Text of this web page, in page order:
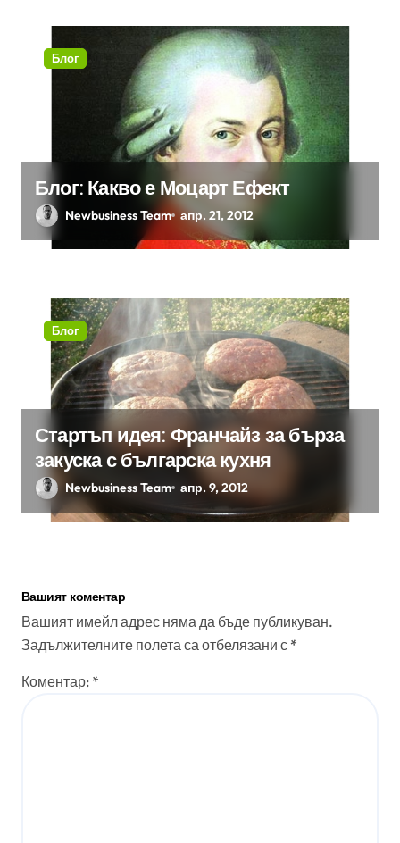
Блог
Блог: Какво е Моцарт Ефект
Newbusiness Team апр. 21, 2012
Блог
Стартъп идея: Франчайз за бърза
закуска с българска кухня
Newbusiness Team апр. 9, 2012
Вашият коментар
Вашият имейл адрес няма да бъде публикуван.
Задължителните полета са отбелязани с *
Коментар: *